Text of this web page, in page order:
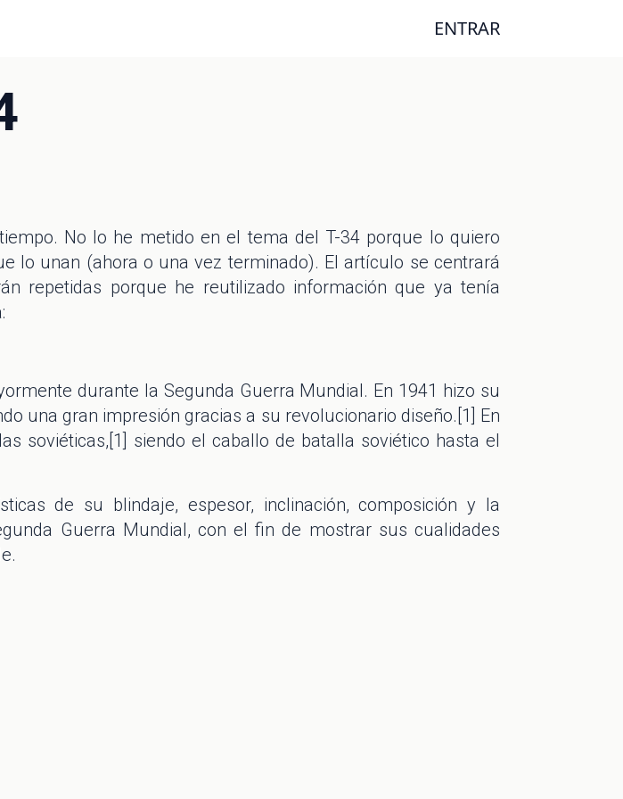
ENTRAR
No lo he metido en el tema del T-34 porque lo quiero
lo unan (ahora o una vez terminado). El artículo se centrará
repetidas porque he reutilizado información que ya tenía
durante la Segunda Guerra Mundial. En 1941 hizo su
una gran impresión gracias a su revolucionario diseño.[1] En
soviéticas,[1] siendo el caballo de batalla soviético hasta el
de su blindaje, espesor, inclinación, composición y la
Guerra Mundial, con el fin de mostrar sus cualidades